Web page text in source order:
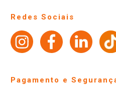
Perguntas frequentes
Identidade Visual
Redes Sociais
Pagamento e